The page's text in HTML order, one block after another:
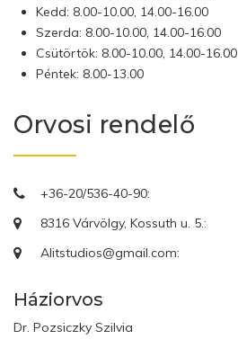
Kedd: 8.00-10.00, 14.00-16.00
Szerda: 8.00-10.00, 14.00-16.00
Csütörtök: 8.00-10.00, 14.00-16.00
Péntek: 8.00-13.00
Orvosi rendelő
+36-20/536-40-90:
8316 Várvölgy, Kossuth u. 5.:
Alitstudios@gmail.com:
Háziorvos
Dr. Pozsiczky Szilvia